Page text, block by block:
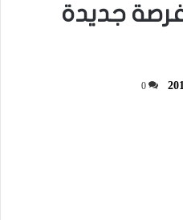
جديدة
0